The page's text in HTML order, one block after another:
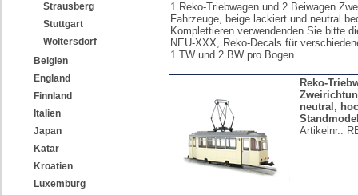
Strausberg
Stuttgart
Woltersdorf
Belgien
England
Finnland
Italien
Japan
Katar
Kroatien
Luxemburg
1 Reko-Triebwagen und 2 Beiwagen
Fahrzeuge, beige lackiert und neutral
Komplettieren verwendenden Sie bitte
NEU-XXX, Reko-Decals für
1 TW und 2 BW pro Bogen.
Reko-
neutral,
Artikelnr.: